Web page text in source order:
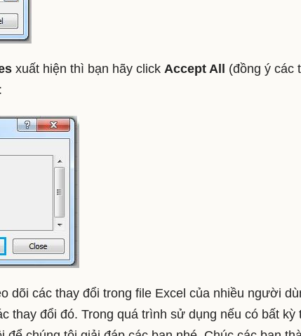
xuất hiện thì bạn hãy click Accept All
(đồng ý các
dõi các thay đổi trong file Excel của nhiều người
thay đổi đó. Trong quá trình sử dụng nếu có bất kỳ